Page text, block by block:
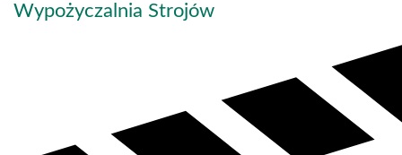
Wypożyczalnia Strojów